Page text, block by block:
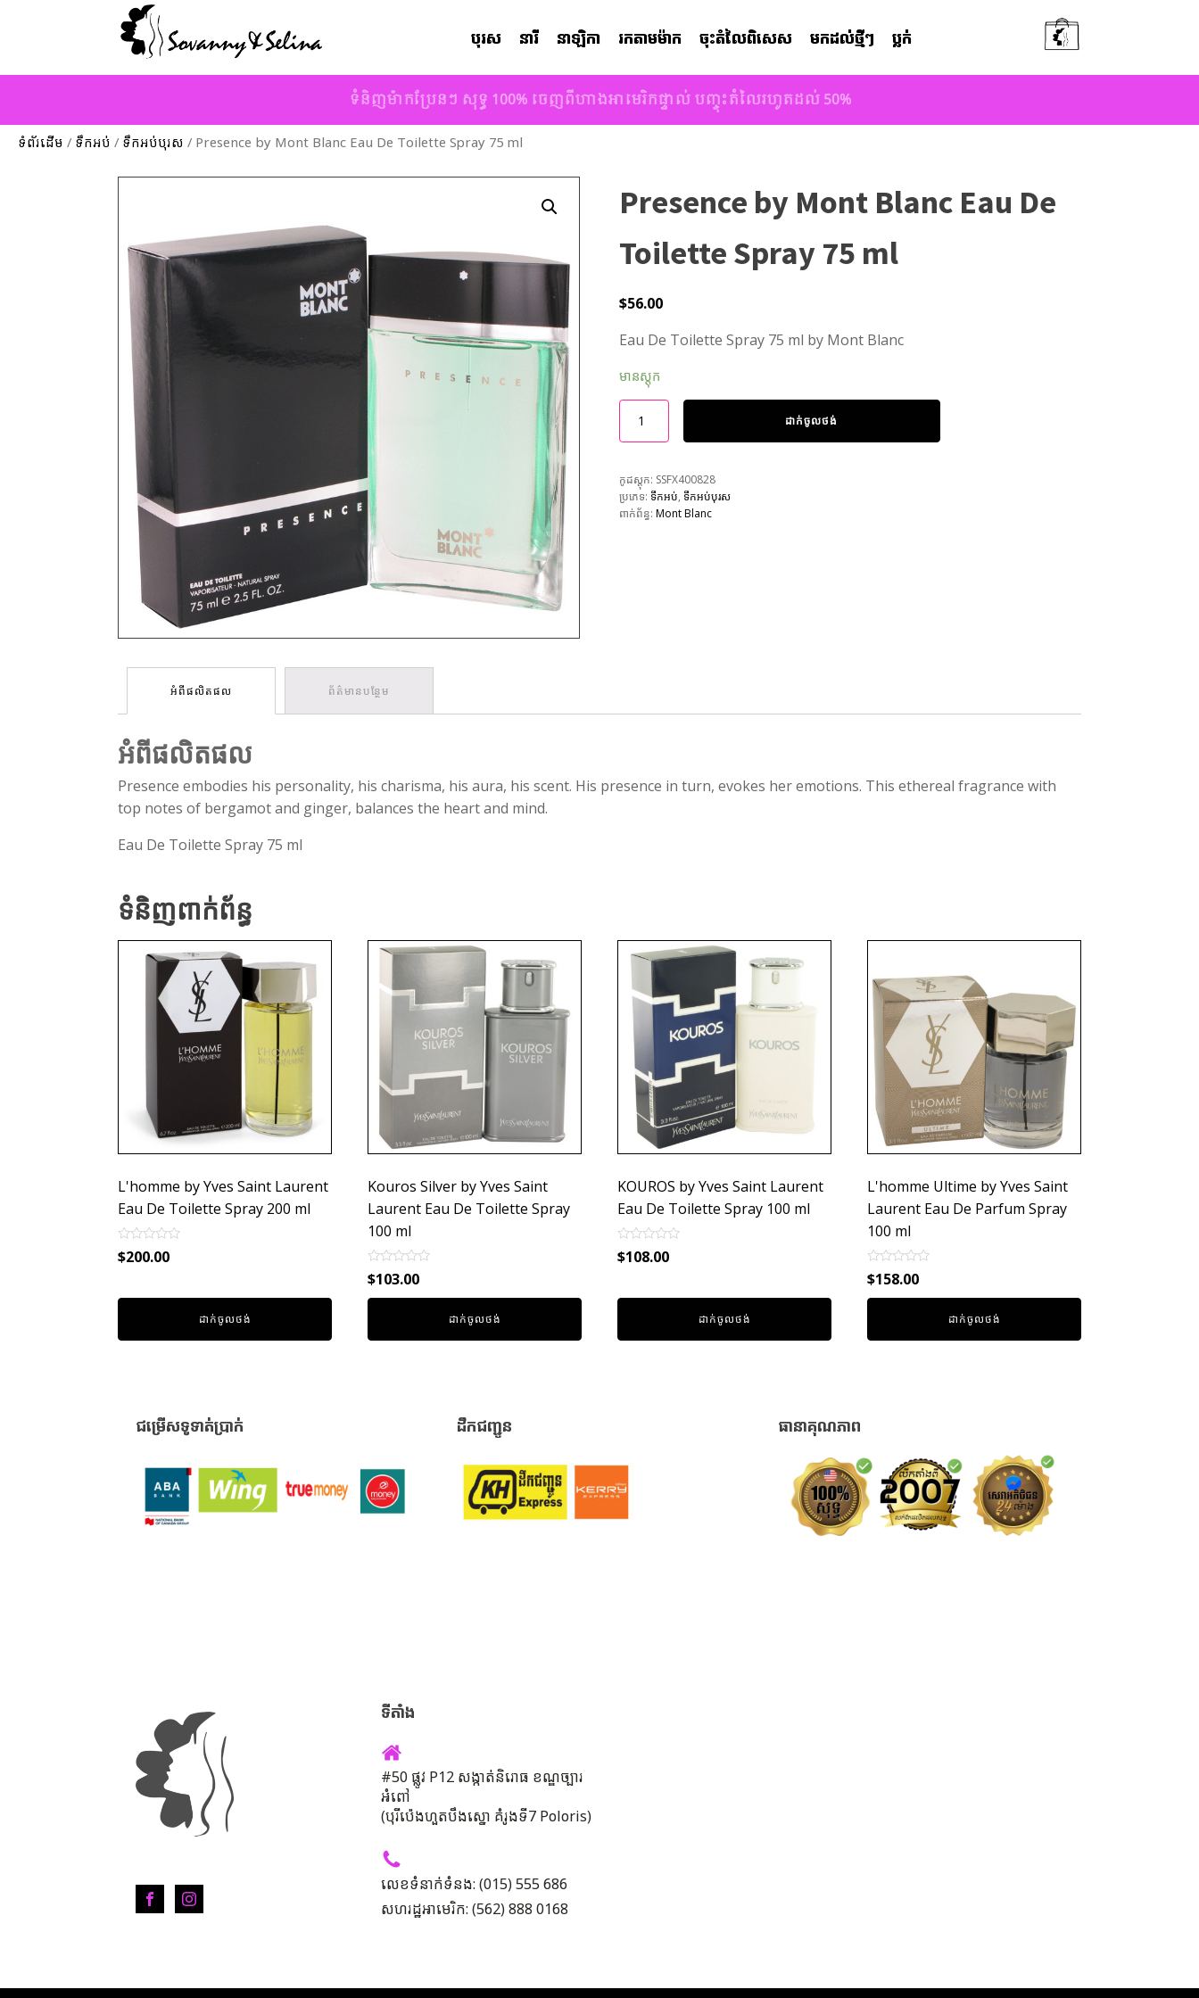
បុរស នារី នាឡិកា រកតាមម៉ាក ចុះតំលៃពិសេស មកដល់ថ្មីៗ ប្លក់
ទំនិញម៉ាកប្រែនៗ សុទ្ធ 100% ចេញពីហាងអាមេរិកផ្ទាល់ បញ្ចុះតំលៃរហូតដល់ 50%
ទំព័រដើម / ទឹកអប់ / ទឹកអប់បុរស / Presence by Mont Blanc Eau De Toilette Spray 75 ml
Presence by Mont Blanc Eau De
Toilette Spray 75 ml
$56.00
Eau De Toilette Spray 75 ml by Mont Blanc
មានស្តុក
ដាក់ចូលថង់
កូដស្តុក: SSFX400828
ប្រភេទ: ទឹកអប់, ទឹកអប់បុរស
ពាក់ព័ន្ធ: Mont Blanc
អំពីផលិតផល ព័ត៌មានបន្ថែម
អំពីផលិតផល
Presence embodies his personality, his charisma, his aura, his scent. His presence in turn, evokes her emotions. This ethereal fragrance with
top notes of bergamot and ginger, balances the heart and mind.
Eau De Toilette Spray 75 ml
ទំនិញពាក់ព័ន្ធ
L'homme by Yves Saint Laurent
Eau De Toilette Spray 200 ml
Rated
0
5
$200.00
ដាក់ចូលថង់
Kouros Silver by Yves Saint
Laurent Eau De Toilette Spray
100 ml
Rated
0
out
$103.00
ដាក់ចូលថង់
KOUROS by Yves Saint Laurent
Eau De Toilette Spray 100 ml
Rated
0
5
$108.00
ដាក់ចូលថង់
L'homme Ultime by Yves Saint
Laurent Eau De Parfum Spray
100 ml
Rated
0
out
$158.00
ដាក់ចូលថង់
ជម្រើសទូទាត់ប្រាក់ ដឹកជញ្ជូន ធានាគុណភាព
ទីតាំង
#50 ផ្លូវ P12 សង្កាត់និរោធ ខណ្ឌច្បារ
អំពៅ
(បុរីប៉េងហួតបឹងស្នោ គំរូងទី7 Poloris)
លេខទំនាក់ទំនង: (015) 555 686
សហរដ្ឋអាមេរិក: (562) 888 0168